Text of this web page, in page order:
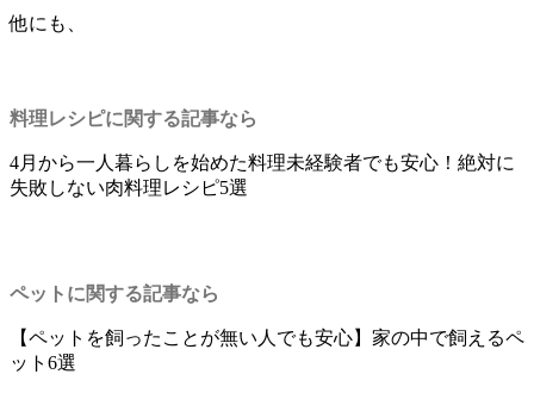
他にも、
料理レシピに関する記事なら
4月から一人暮らしを始めた料理未経験者でも安心！絶対に
失敗しない肉料理レシピ5選
ペットに関する記事なら
【ペットを飼ったことが無い人でも安心】家の中で飼えるペ
ット6選